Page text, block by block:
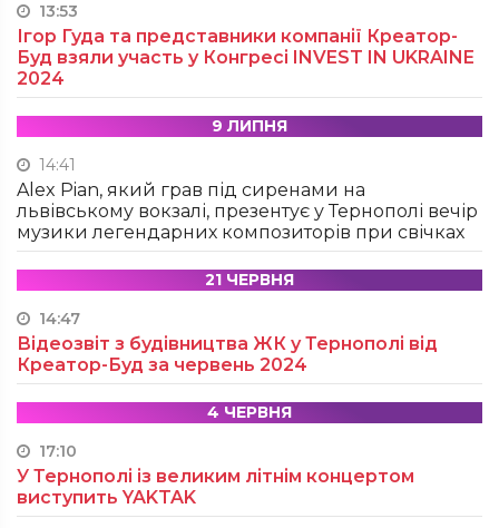
13:53
Ігор Гуда та представники компанії Креатор-
Буд взяли участь у Конгресі INVEST IN UKRAINE
2024
9 ЛИПНЯ
14:41
Alex Pian, який грав під сиренами на
львівському вокзалі, презентує у Тернополі вечір
музики легендарних композиторів при свічках
21 ЧЕРВНЯ
14:47
Відеозвіт з будівництва ЖК у Тернополі від
Креатор-Буд за червень 2024
4 ЧЕРВНЯ
17:10
У Тернополі із великим літнім концертом
виступить YAKTAK